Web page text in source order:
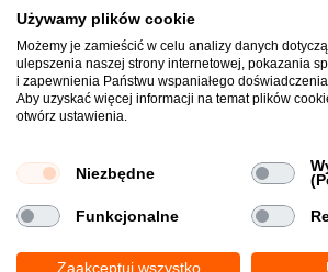
Wyrażam zgodę na otrzymywanie informacji
komunikacji elektronicznej wysyłanymi przez
Polityką prywatności
Używamy plików cookie
Możemy je zamieścić w celu analizy danych
ulepszenia naszej strony internetowej, pokazania
i zapewnienia Państwu wspaniałego
Aby uzyskać więcej informacji na temat plików
otwórz ustawienia.
Niezbędne
Funkcjonalne
Zaakceptuj wszystko